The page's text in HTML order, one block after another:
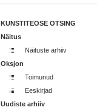
KUNSTITEOSE OTSING
Näitus
Näituste arhiiv
Oksjon
Toimunud
Eeskirjad
Uudiste arhiiv